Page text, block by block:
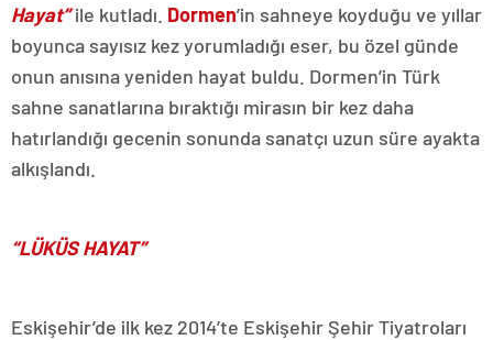
Hayat”ile kutladı. Dormen’in sahneye koyduğu ve yıllar
boyunca sayısız kez yorumladığı eser, bu özel günde
onun anısına yeniden hayat buldu. Dormen’in Türk
sahne sanatlarına bıraktığı mirasın bir kez daha
hatırlandığı gecenin sonunda sanatçı uzun süre ayakta
alkışlandı.
“LÜKÜS HAYAT”
Eskişehir’de ilk kez 2014’te Eskişehir Şehir Tiyatroları